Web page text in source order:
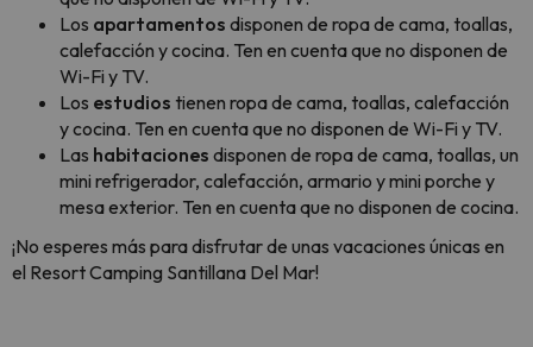
Los apartamentos disponen de ropa de cama, toallas,
calefacción y cocina. Ten en cuenta que no disponen de
Wi-Fi y TV.
Los estudios tienen ropa de cama, toallas, calefacción
y cocina. Ten en cuenta que no disponen de Wi-Fi y TV.
Las habitaciones disponen de ropa de cama, toallas, un
mini refrigerador, calefacción, armario y mini porche y
mesa exterior. Ten en cuenta que no disponen de cocina.
¡No esperes más para disfrutar de unas vacaciones únicas en
el Resort Camping Santillana Del Mar!